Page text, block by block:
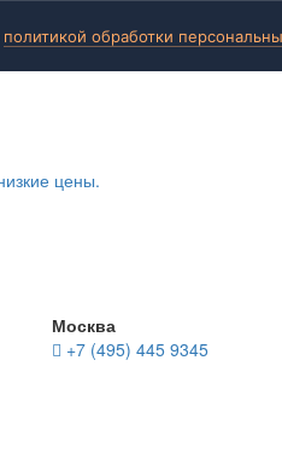
политикой обработки
цены.
Москва
+7 (495) 445 9345